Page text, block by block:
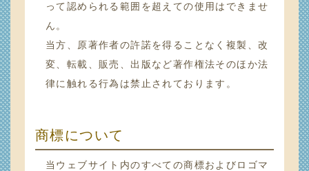
って認められる範囲を超えての使用はできませ
ん。
当方、原著作者の許諾を得ることなく複製、改
変、転載、販売、出版など著作権法そのほか法
律に触れる行為は禁止されております。
商標について
当ウェブサイト内のすべての商標およびロゴマ